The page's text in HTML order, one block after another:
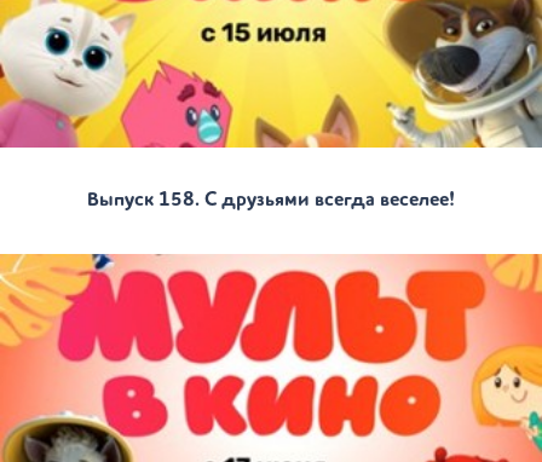
Выпуск 158. С друзьями всегда веселее!